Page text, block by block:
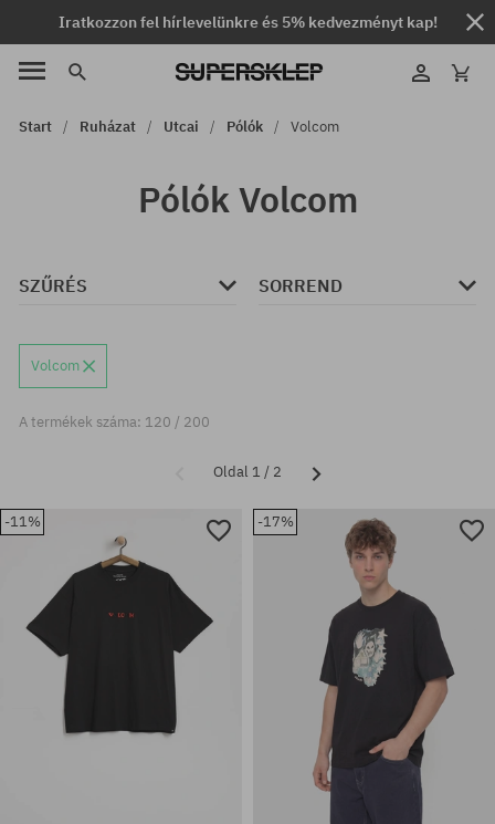
Iratkozzon fel hírlevelünkre és 5% kedvezményt kap!
Start Ruházat Utcai Pólók Volcom
Pólók Volcom
SZŰRÉS SORREND
Volcom
A termékek száma: 120 / 200
Oldal 1 / 2
-11% -17%